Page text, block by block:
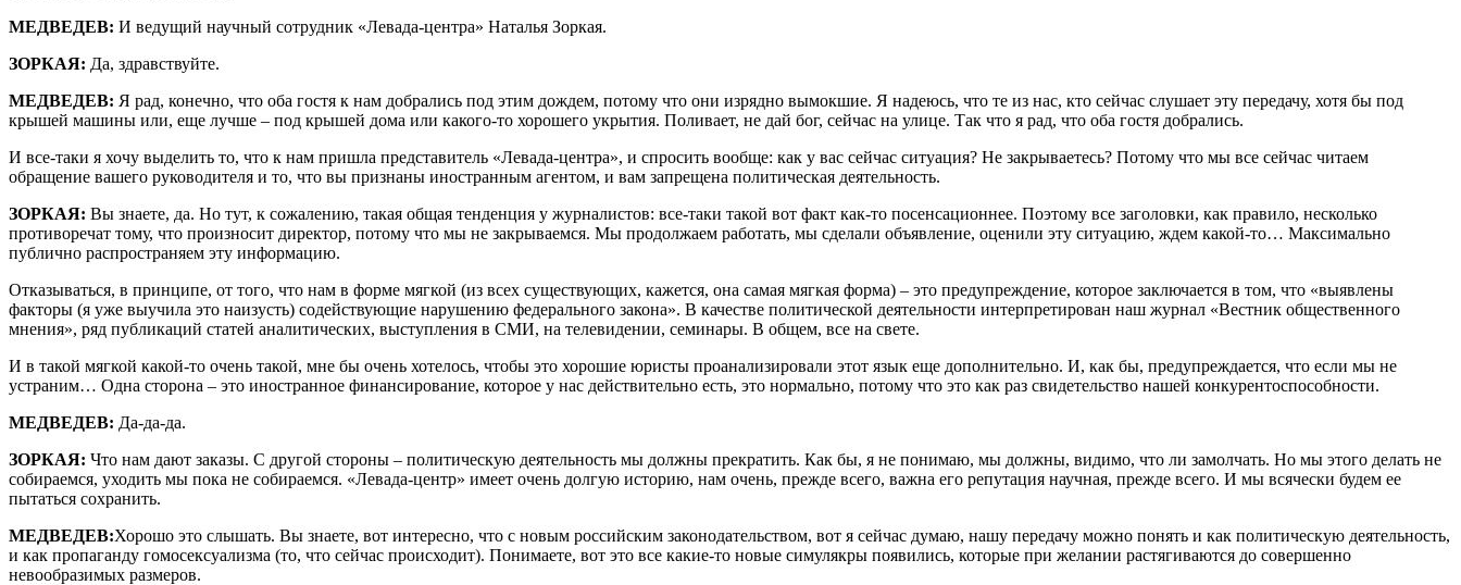
МЕДВЕДЕВ: И ведущий научный сотрудник «Левада-центра» Наталья Зоркая.
ЗОРКАЯ: Да, здравствуйте.
МЕДВЕДЕВ: Я рад, конечно, что оба гостя к нам добрались под этим дождем, потому что они изрядно вымокшие. Я надеюсь, что те из нас, кто сейчас слушает эту передачу, хотя бы под
крышей машины или, еще лучше – под крышей дома или какого-то хорошего укрытия. Поливает, не дай бог, сейчас на улице. Так что я рад, что оба гостя добрались.
И все-таки я хочу выделить то, что к нам пришла представитель «Левада-центра», и спросить вообще: как у вас сейчас ситуация? Не закрываетесь? Потому что мы все сейчас читаем
обращение вашего руководителя и то, что вы признаны иностранным агентом, и вам запрещена политическая деятельность.
ЗОРКАЯ: Вы знаете, да. Но тут, к сожалению, такая общая тенденция у журналистов: все-таки такой вот факт как-то посенсационнее. Поэтому все заголовки, как правило, несколько
противоречат тому, что произносит директор, потому что мы не закрываемся. Мы продолжаем работать, мы сделали объявление, оценили эту ситуацию, ждем какой-то… Максимально
публично распространяем эту информацию.
Отказываться, в принципе, от того, что нам в форме мягкой (из всех существующих, кажется, она самая мягкая форма) – это предупреждение, которое заключается в том, что «выявлены
факторы (я уже выучила это наизусть) содействующие нарушению федерального закона». В качестве политической деятельности интерпретирован наш журнал «Вестник общественного
мнения», ряд публикаций статей аналитических, выступления в СМИ, на телевидении, семинары. В общем, все на свете.
И в такой мягкой какой-то очень такой, мне бы очень хотелось, чтобы это хорошие юристы проанализировали этот язык еще дополнительно. И, как бы, предупреждается, что если мы не
устраним… Одна сторона – это иностранное финансирование, которое у нас действительно есть, это нормально, потому что это как раз свидетельство нашей конкурентоспособности.
МЕДВЕДЕВ: Да-да-да.
ЗОРКАЯ: Что нам дают заказы. С другой стороны – политическую деятельность мы должны прекратить. Как бы, я не понимаю, мы должны, видимо, что ли замолчать. Но мы этого делать не
собираемся, уходить мы пока не собираемся. «Левада-центр» имеет очень долгую историю, нам очень, прежде всего, важна его репутация научная, прежде всего. И мы всячески будем ее
пытаться сохранить.
МЕДВЕДЕВ:Хорошо это слышать. Вы знаете, вот интересно, что с новым российским законодательством, вот я сейчас думаю, нашу передачу можно понять и как политическую деятельность,
и как пропаганду гомосексуализма (то, что сейчас происходит). Понимаете, вот это все какие-то новые симулякры появились, которые при желании растягиваются до совершенно
невообразимых размеров.